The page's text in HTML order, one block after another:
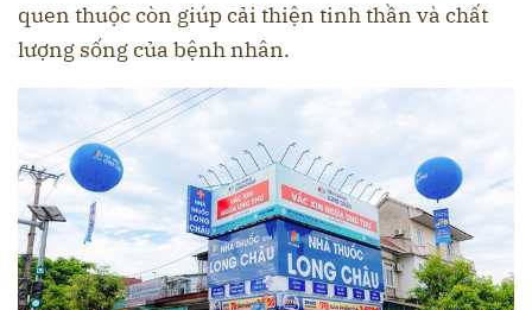
quen thuộc còn giúp cải thiện tinh thần và chất
lượng sống của bệnh nhân.